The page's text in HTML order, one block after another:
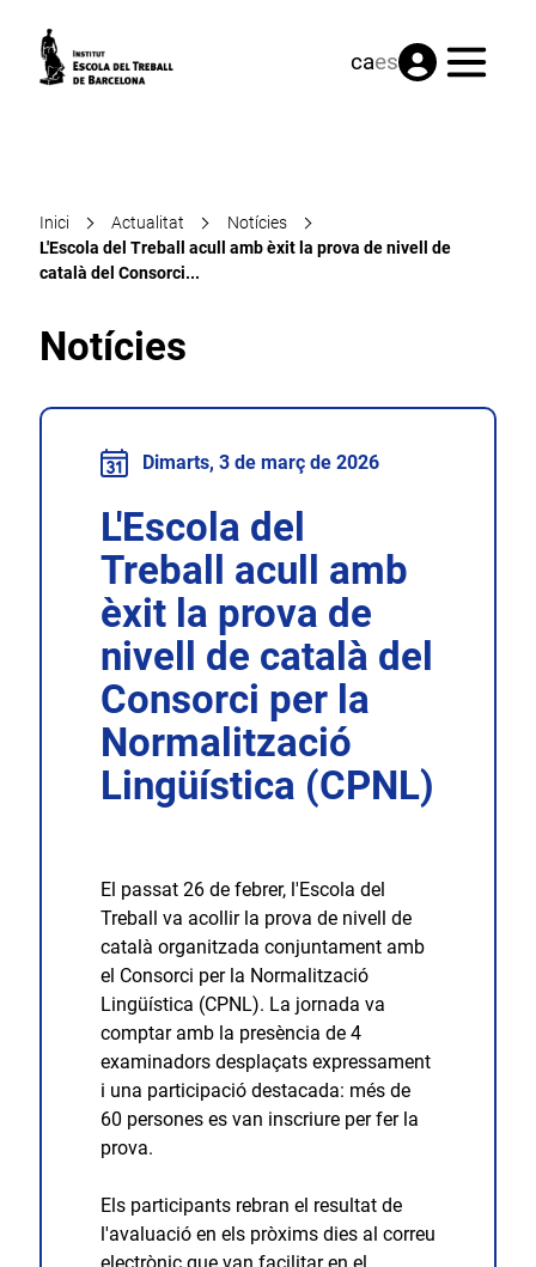
caes Menú
Inici Actualitat
Notícies
L'Escola del Treball acull amb èxit la prova de nivell de
català del Consorci...
Notícies
Dimarts, 3 de març de 2026
L'Escola del
Treball acull amb
èxit la prova de
nivell de català del
Consorci per la
Normalització
Lingüística (CPNL)
El passat 26 de febrer, l'Escola del
Treball va acollir la prova de nivell de
català organitzada conjuntament amb
el Consorci per la Normalització
Lingüística (CPNL). La jornada va
comptar amb la presència de 4
examinadors desplaçats expressament
i una participació destacada: més de
60 persones es van inscriure per fer la
prova.
Els participants rebran el resultat de
l'avaluació en els pròxims dies al correu